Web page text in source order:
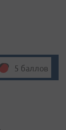
5 баллов